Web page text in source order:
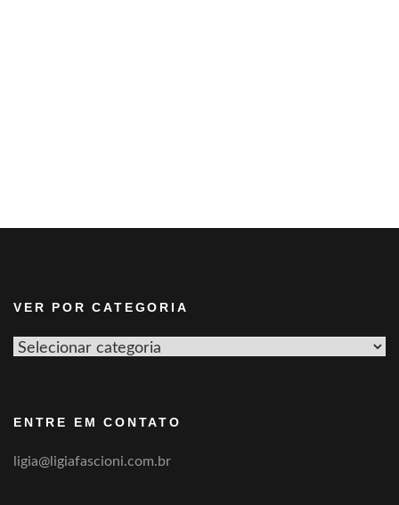
VER POR CATEGORIA
Ver
ENTRE EM CONTATO
ligia@ligiafascioni.com.br